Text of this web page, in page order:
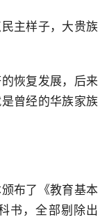
主样子，大贵族
恢复发展，后来
曾经的华族家族
布了《教育基本
书，全部剔除出